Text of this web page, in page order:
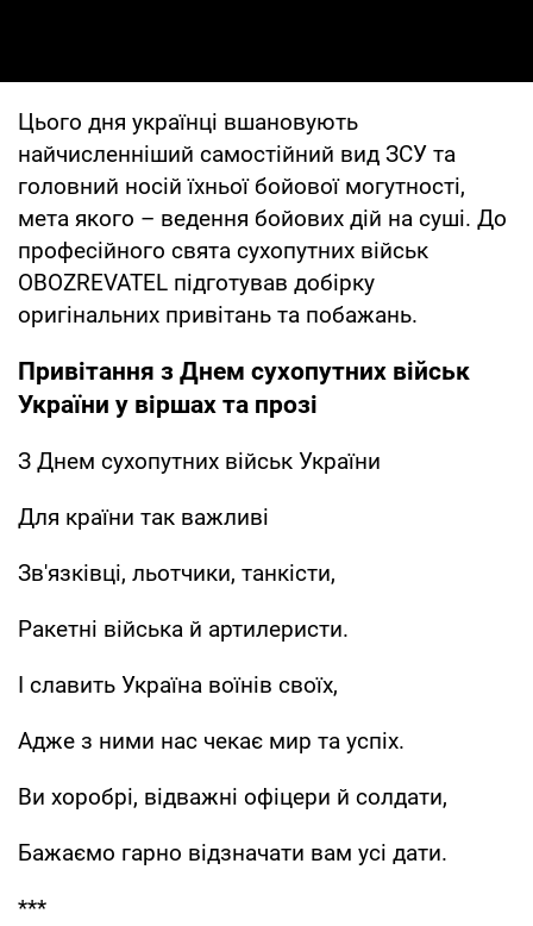
Цього дня українці вшановують
найчисленніший самостійний вид ЗСУ та
головний носій їхньої бойової могутності,
мета якого – ведення бойових дій на суші. До
професійного свята сухопутних військ
OBOZREVATEL підготував добірку
оригінальних привітань та побажань.
Привітання з Днем сухопутних військ
України у віршах та прозі
З Днем сухопутних військ України
Для країни так важливі
Зв'язківці, льотчики, танкісти,
Ракетні війська й артилеристи.
І славить Україна воїнів своїх,
Адже з ними нас чекає мир та успіх.
Ви хоробрі, відважні офіцери й солдати,
Бажаємо гарно відзначати вам усі дати.
***